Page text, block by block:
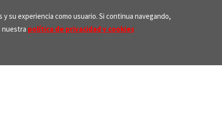
su experiencia como usuario. Si continua navegando,
nuestra política de privacidad y cookies